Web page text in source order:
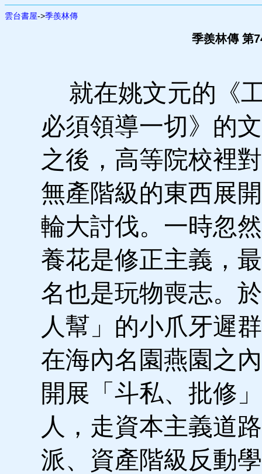
雲台書屋->季羨林傳
季羨林傳 第
就在姚文元的《
必須領導一切》的
之後，高等院校裡
無產階級的東西展
輪大討伐。一時忽
養花是修正主義，
名也是玩物喪志。
人幫」的小爪牙遲
在海內名園燕園之
開展「斗私、批修
人，走資本主義道
派、資產階級反動